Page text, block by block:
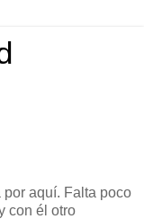
aquí. Falta poco
con él otro